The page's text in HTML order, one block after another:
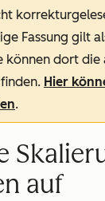
Fassung gilt
können dort die
Hier
.
auf